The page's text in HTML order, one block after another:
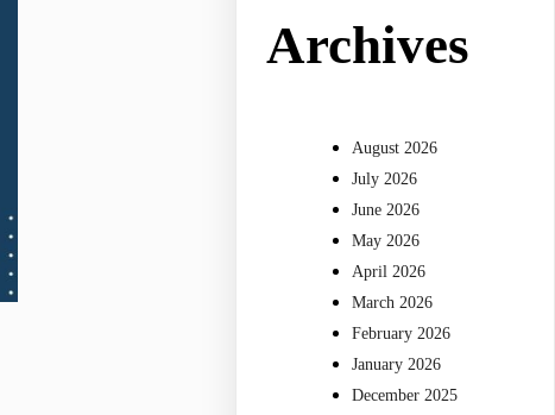
Archives
August 2026
July 2026
June 2026
May 2026
April 2026
March 2026
February 2026
January 2026
December 2025